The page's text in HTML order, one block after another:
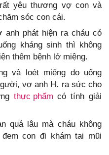
yêu thương vợ con và
sóc con cái.
phát hiện ra cháu có
kháng sinh thì không
thêm bệnh lở miệng.
và loét miệng do uống
vợ anh H. ra sức cho
thực phẩm có tính giải
quá lâu mà cháu không
con đi khám tai mũi